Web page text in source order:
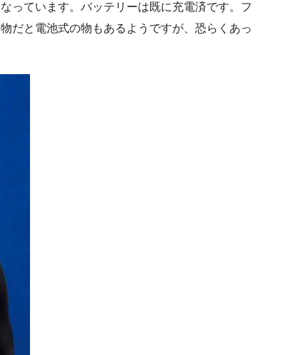
っています。バッテリーは既に充電済です。フ
だと電池式の物もあるようですが、恐らくあっ